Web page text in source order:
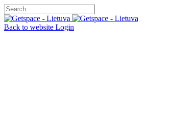
Back to website Login